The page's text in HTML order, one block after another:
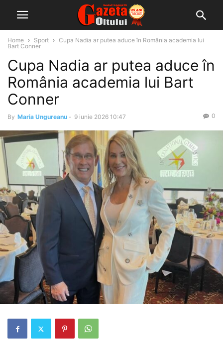
Home Sport
Cupa Nadia ar putea aduce în România academia lui
Bart Conner
Cupa Nadia ar putea aduce în
România academia lui Bart
Conner
By Maria Ungureanu - 9 iunie 2026 10:47 0